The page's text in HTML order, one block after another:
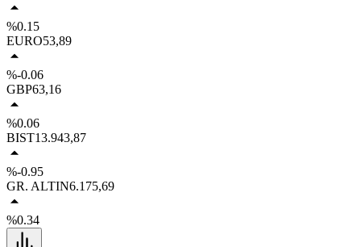
%0.15
EURO53,89
%-0.06
GBP63,16
%0.06
BIST13.943,87
%-0.95
GR. ALTIN6.175,69
%0.34